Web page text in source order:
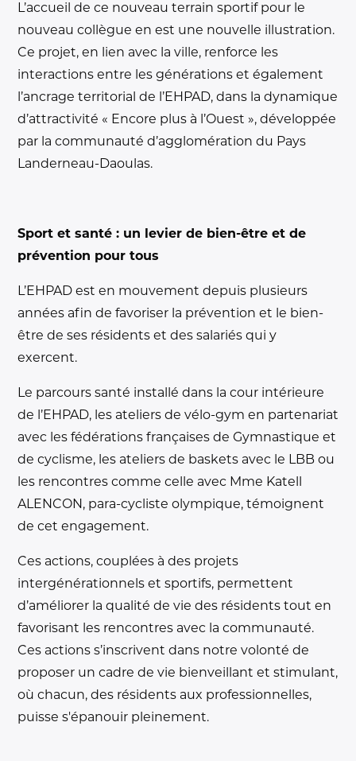
L’accueil de ce nouveau terrain sportif pour le
nouveau collègue en est une nouvelle illustration.
Ce projet, en lien avec la ville, renforce les
interactions entre les générations et également
l’ancrage territorial de l’EHPAD, dans la dynamique
d’attractivité « Encore plus à l’Ouest », développée
par la communauté d’agglomération du Pays
Landerneau-Daoulas.
Sport et santé : un levier de bien-être et de
prévention pour tous
L’EHPAD est en mouvement depuis plusieurs
années afin de favoriser la prévention et le bien-
être de ses résidents et des salariés qui y
exercent.
Le parcours santé installé dans la cour intérieure
de l’EHPAD, les ateliers de vélo-gym en partenariat
avec les fédérations françaises de Gymnastique et
de cyclisme, les ateliers de baskets avec le LBB ou
les rencontres comme celle avec Mme Katell
ALENCON, para-cycliste olympique, témoignent
de cet engagement.
Ces actions, couplées à des projets
intergénérationnels et sportifs, permettent
d’améliorer la qualité de vie des résidents tout en
favorisant les rencontres avec la communauté.
Ces actions s’inscrivent dans notre volonté de
proposer un cadre de vie bienveillant et stimulant,
où chacun, des résidents aux professionnelles,
puisse s'épanouir pleinement.